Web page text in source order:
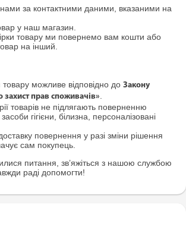
нами за контактними даними, вказаними на
у наш магазин.
товару ми повернемо вам кошти або
на інший.
можливе відповідно до Закону
захист прав споживачів».
товарів не підлягають поверненню
гігієни, білизна, персоналізовані
повернення у разі зміни рішення
сам покупець.
питання, зв’яжіться з нашою службою
раді допомогти!